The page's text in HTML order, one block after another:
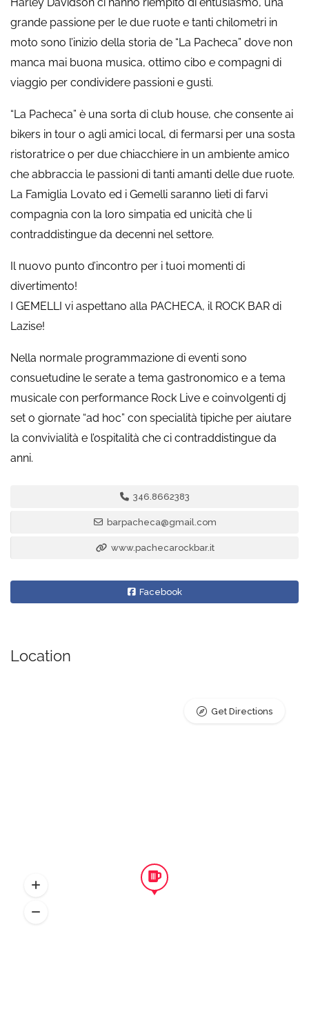
grande passione per le due ruote e tanti chilometri in
moto sono l’inizio della storia de “La Pacheca” dove non
manca mai buona musica, ottimo cibo e compagni di
viaggio per condividere passioni e gusti.
“La Pacheca” è una sorta di club house, che consente ai
bikers in tour o agli amici local, di fermarsi per una sosta
ristoratrice o per due chiacchiere in un ambiente amico
che abbraccia le passioni di tanti amanti delle due ruote.
La Famiglia Lovato ed i Gemelli saranno lieti di farvi
compagnia con la loro simpatia ed unicità che li
contraddistingue da decenni nel settore.
Il nuovo punto d’incontro per i tuoi momenti di
divertimento!
I GEMELLI vi aspettano alla PACHECA, il ROCK BAR di
Lazise!
Nella normale programmazione di eventi sono
consuetudine le serate a tema gastronomico e a tema
musicale con performance Rock Live e coinvolgenti dj
set o giornate “ad hoc” con specialità tipiche per aiutare
la convivialità e l’ospitalità che ci contraddistingue da
anni.
346.8662383
barpacheca@gmail.com
www.pachecarockbar.it
Facebook
Location
Get Directions